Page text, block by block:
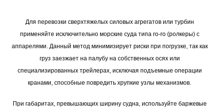
Для перевозки сверхтяжелых силовых агрегатов или турбин
применяйте исключительно морские суда типа ro-ro (ролкеры) с
аппарелями. Данный метод минимизирует риски при погрузке, так как
груз заезжает на палубу на собственных осях или
специализированных трейлерах, исключая подъемные операции